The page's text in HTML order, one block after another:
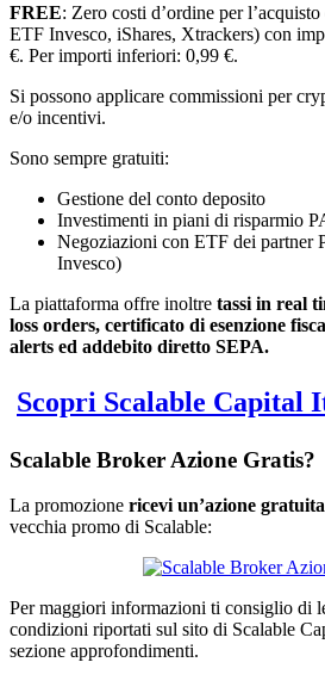
FREE: Zero costi d’ordine per
ETF Invesco, iShares, Xtrackers) con
€. Per importi inferiori: 0,99 €.
Si possono applicare commissioni per
e/o incentivi.
Sono sempre gratuiti:
Gestione del conto deposito
Investimenti in piani di risparmio
Negoziazioni con ETF dei partner
Invesco)
La piattaforma offre inoltre tassi in real
loss orders, certificato di esenzione
alerts ed addebito diretto SEPA.
Scopri Scalable Capital
Scalable Broker Azione Gratis?
La promozione ricevi un’azione
vecchia promo di Scalable:
Per maggiori informazioni ti consiglio di
condizioni riportati sul sito di Scalable
sezione approfondimenti.